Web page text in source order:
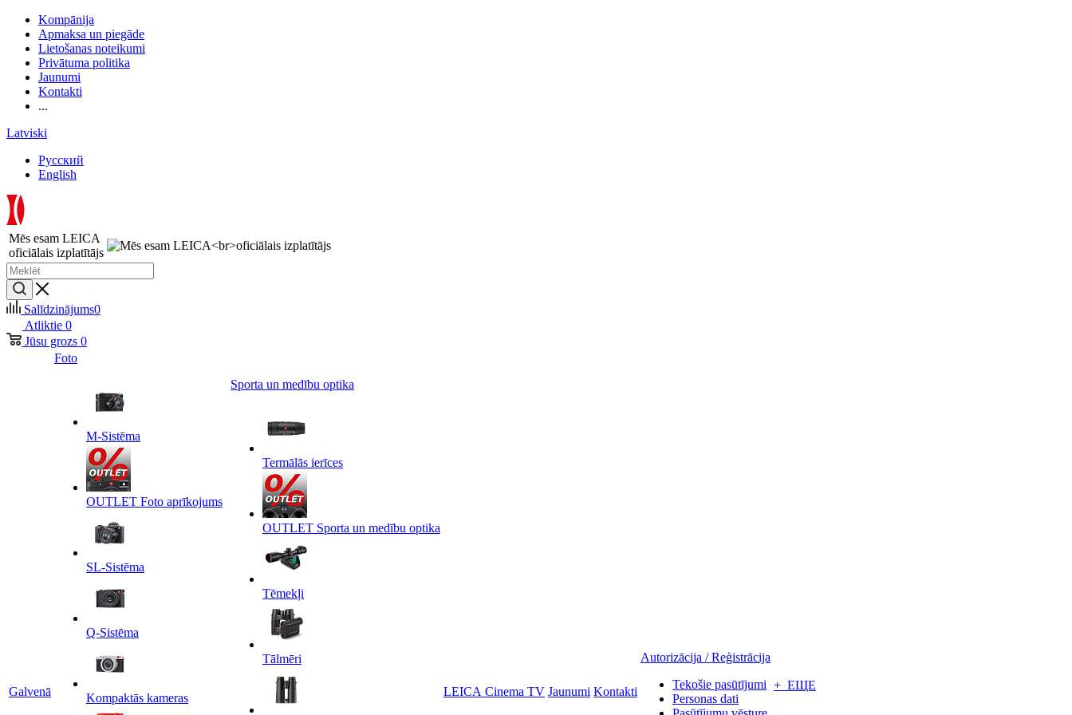
Kompānija
Apmaksa un piegāde
Lietošanas noteikumi
Privātuma politika
Jaunumi
Kontakti
...
Latviski
Русский
English
Mēs esam LEICA
oficiālais izplatītājs
Salīdzinājums0
Atliktie 0
Jūsu grozs 0
Galvenā
Foto
M-Sistēma
OUTLET Foto aprīkojums
SL-Sistēma
Q-Sistēma
Kompaktās kameras
Sporta un medību optika
Termālās ierīces
OUTLET Sporta un medību optika
Tēmekļi
Tālmēri
LEICA Cinema TV Jaunumi Kontakti
Autorizācija / Reģistrācija
Tekošie pasūtījumi
Personas dati
+ ЕЩЕ